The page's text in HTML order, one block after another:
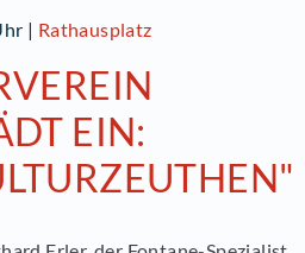
| Rathausplatz
EIN: